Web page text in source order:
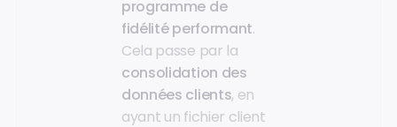
programme de
fidélité performant.
Cela passe par la
consolidation des
données clients, en
ayant un fichier client